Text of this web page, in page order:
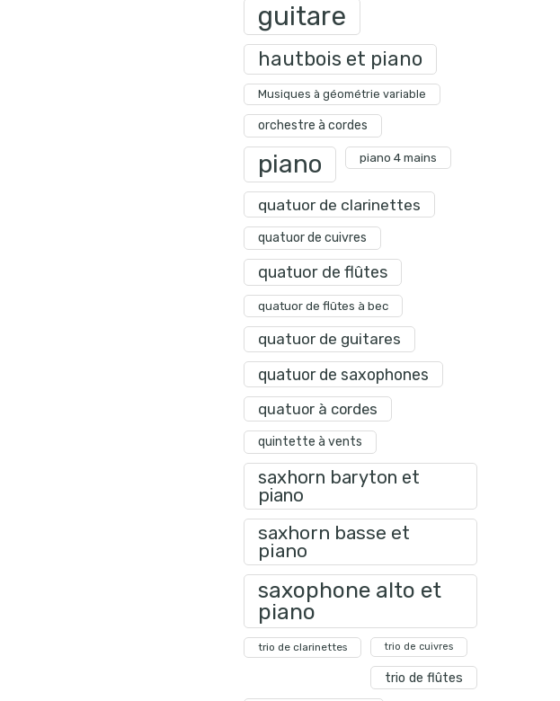
guitare
hautbois et piano
Musiques à géométrie variable
orchestre à cordes
piano piano 4 mains
quatuor de clarinettes
quatuor de cuivres
quatuor de flûtes
quatuor de flûtes à bec
quatuor de guitares
quatuor de saxophones
quatuor à cordes
quintette à vents
saxhorn baryton et
piano
saxhorn basse et
piano
saxophone alto et
piano
trio de clarinettes trio de cuivres
trio de flûtes